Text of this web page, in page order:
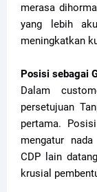
merasa
yang lebih
meningkatkan
Posisi sebagai
Dalam
persetujuan
pertama.
mengatur nada
CDP lain
krusial